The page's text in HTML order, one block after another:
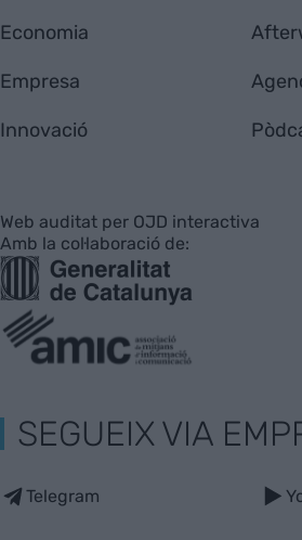
Economia
Empresa
Innovació
Web auditat per OJD interactiva
Amb la col·laboració de:
SEGUEIX VIA
Telegram